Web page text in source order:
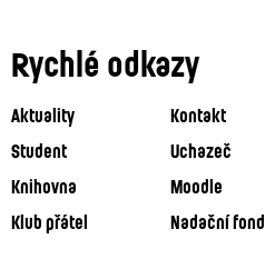
Rychlé odkazy
Aktuality Kontakt
Student
Uchazeč
Knihovna
Moodle
Klub přátel
Nadační fond